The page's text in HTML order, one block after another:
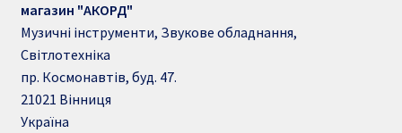
магазин "АКОРД"
Музичні інструменти, Звукове обладнання,
Світлотехніка
пр. Космонавтів, буд. 47.
21021 Вінниця
Україна